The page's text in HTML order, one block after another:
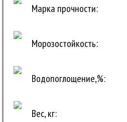
Марка прочности:
Морозостойкость:
Водопоглощение,%:
Вес, кг: